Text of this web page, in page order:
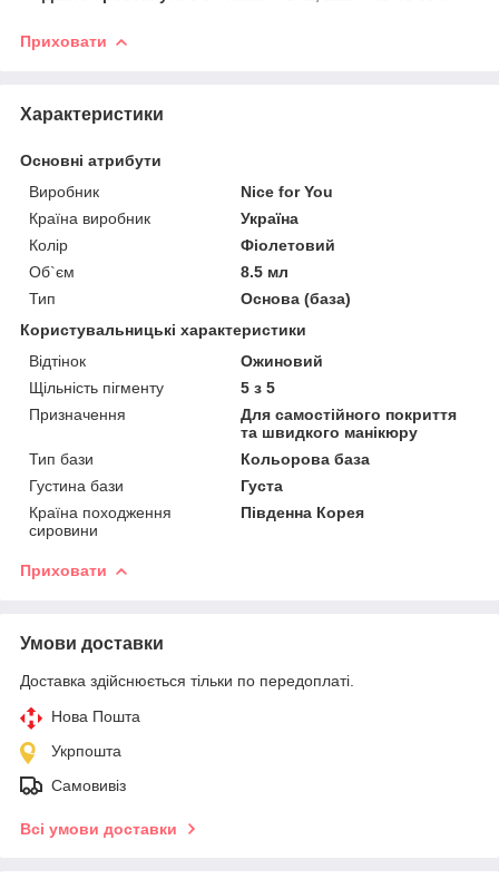
Приховати
Характеристики
Основні атрибути
Виробник
Nice for You
Країна виробник
Україна
Колір
Фіолетовий
Об`єм
8.5 мл
Тип
Основа (база)
Користувальницькі характеристики
Відтінок
Ожиновий
Щільність пігменту
5 з 5
Призначення
Для самостійного покриття
та швидкого манікюру
Тип бази
Кольорова база
Густина бази
Густа
Країна походження
сировини
Південна Корея
Приховати
Умови доставки
Доставка здійснюється тільки по передоплаті.
Нова Пошта
Укрпошта
Самовивіз
Всі умови доставки